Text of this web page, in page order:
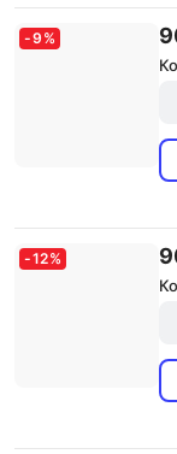
-9 %
-12%